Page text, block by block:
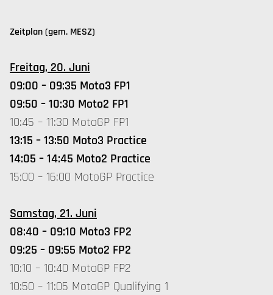
Zeitplan (gem. MESZ)
Freitag, 20. Juni
09:00 – 09:35 Moto3 FP1
09:50 – 10:30 Moto2 FP1
10:45 – 11:30 MotoGP FP1
13:15 – 13:50 Moto3 Practice
14:05 – 14:45 Moto2 Practice
15:00 – 16:00 MotoGP Practice
Samstag, 21. Juni
08:40 – 09:10 Moto3 FP2
09:25 – 09:55 Moto2 FP2
10:10 – 10:40 MotoGP FP2
10:50 – 11:05 MotoGP Qualifying 1